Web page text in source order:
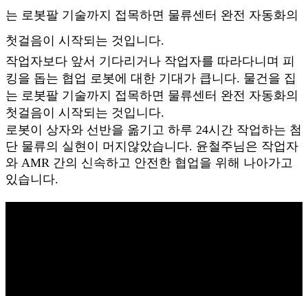
는 로봇팔 기술까지 접목하면 물류센터 완전 자동화의
첫걸음이 시작되는 것입니다.
작업자보다 앞서 기다리거나 작업자를 따라다니며 피
킹을 돕는 협업 로봇에 대한 기대가 큽니다. 물건을 집
는 로봇팔 기술까지 접목하면 물류센터 완전 자동화의
첫걸음이 시작되는 것입니다.
로봇이 상자와 선반을 옮기고 하루 24시간 작업하는 첨
단 물류의 실현이 머지않았습니다. 윤철주님은 작업자
와 AMR 간의 신속하고 안전한 협업을 위해 나아가고
있습니다.